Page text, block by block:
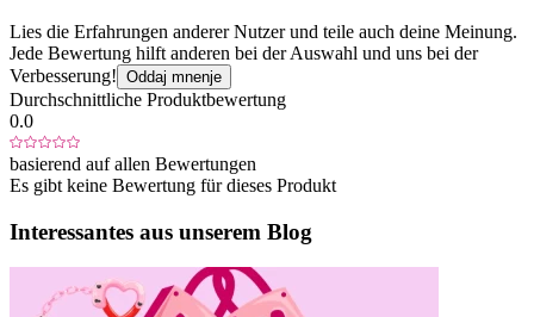
Lies die Erfahrungen anderer Nutzer und teile auch deine Meinung.
Jede Bewertung hilft anderen bei der Auswahl und uns bei der
Verbesserung! Oddaj mnenje
Durchschnittliche Produktbewertung
0.0
basierend auf allen Bewertungen
Es gibt keine Bewertung für dieses Produkt
Interessantes aus unserem Blog